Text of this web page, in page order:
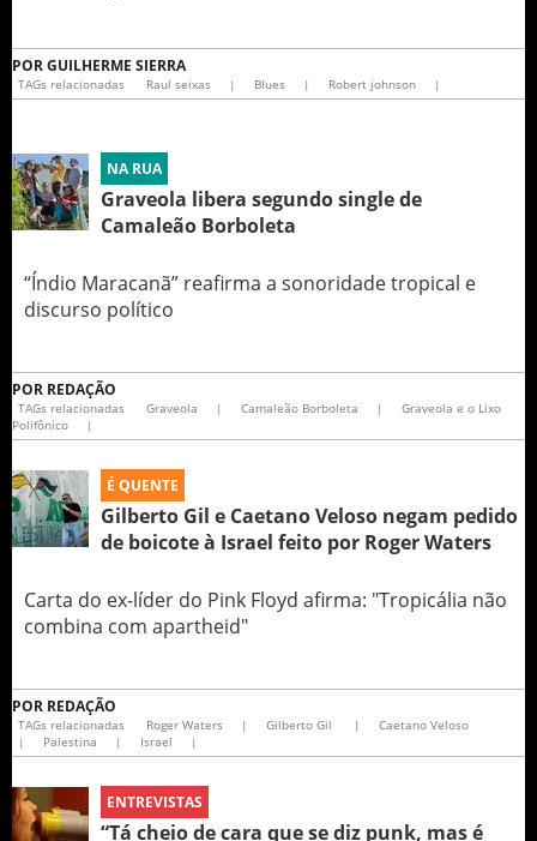
PORGUILHERME SIERRA
TAGs relacionadas Raul seixas | Blues | Robert johnson |
NA RUA
Graveola libera segundo single de
Camaleão Borboleta
“Índio Maracanã” reafirma a sonoridade tropical e
discurso político
POR REDAÇÃO
TAGs relacionadas Graveola | Camaleão Borboleta |
Graveola e o Lixo
Polifônico
|
É QUENTE
Gilberto Gil e Caetano Veloso negam pedido
de boicote à Israel feito por Roger Waters
Carta do ex-líder do Pink Floyd afirma: "Tropicália não
combina com apartheid"
POR REDAÇÃO
TAGs relacionadas Roger Waters | Gilberto Gil |
Caetano Veloso
|
Palestina | Israel |
ENTREVISTAS
“Tá cheio de cara que se diz punk, mas é